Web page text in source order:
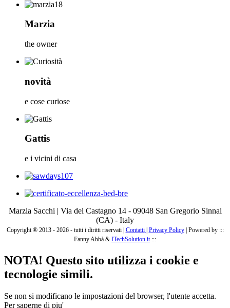
Marzia
the owner
novità
e cose curiose
Gattis
e i vicini di casa
Marzia Sacchi | Via del Castagno 14 - 09048 San Gregorio Sinnai
(CA) - Italy
Copyright ® 2013 - 2026 - tutti i diritti riservati | Contatti Privacy Policy| Powered by :::
Fanny Abbà & ITechSolution.it:::
NOTA! Questo sito utilizza i cookie e
tecnologie simili.
Se non si modificano le impostazioni del browser, l'utente accetta.
Per saperne di piu'